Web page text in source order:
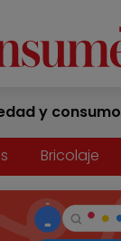
y consumo
Bricolaje